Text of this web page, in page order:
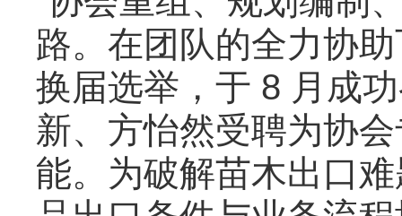
路。在团队的全力协
换届选举，于 8 月成
新、方怡然受聘为协
能。为破解苗木出口